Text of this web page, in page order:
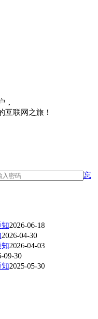
，
互联网之旅！
忘
2026-06-18
2026-04-30
2026-04-03
09-30
2025-05-30